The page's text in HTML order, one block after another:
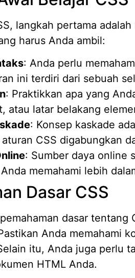
langkah pertama
harus Anda ambil:
: Anda perlu
ini terdiri dari sebuah
: Praktikkan apa yang
atau latar belakang
: Konsep kaskade
CSS digabungkan
: Sumber daya online
memahami lebih
Dasar CSS
dasar tentang
Anda memahami
itu, Anda juga perlu
HTML Anda.